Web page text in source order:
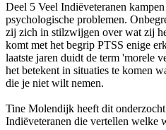
Deel 5 Veel Indiëveteranen
psychologische problemen.
zij zich in stilzwijgen over wat zij
komt met het begrip PTSS enige
laatste jaren duidt de term 'morele
het betekent in situaties te komen
die je niet wilt nemen.
Tine Molendijk heeft dit
Indiëveteranen die vertellen welke